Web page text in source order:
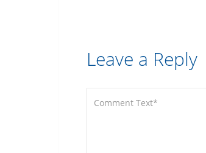
Leave a Reply